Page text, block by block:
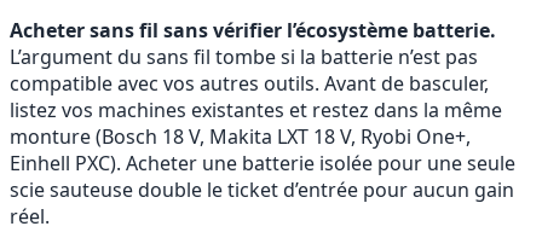
Acheter sans fil sans vérifier l’écosystème batterie.
L’argument du sans fil tombe si la batterie n’est pas
compatible avec vos autres outils. Avant de basculer,
listez vos machines existantes et restez dans la même
monture (Bosch 18 V, Makita LXT 18 V, Ryobi One+,
Einhell PXC). Acheter une batterie isolée pour une seule
scie sauteuse double le ticket d’entrée pour aucun gain
réel.